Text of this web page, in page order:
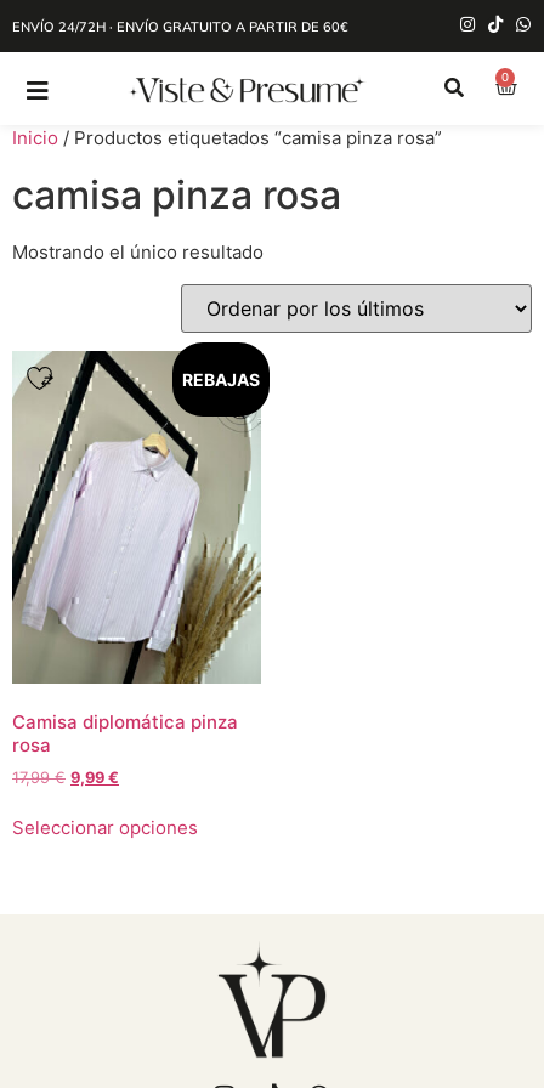
ENVÍO 24/72H · ENVÍO GRATUITO A PARTIR DE 60€
0
Inicio / Productos etiquetados “camisa pinza rosa”
camisa pinza rosa
Mostrando el único resultado
REBAJAS
Camisa diplomática pinza
rosa
17,99€ 9,99 €
Seleccionar opciones